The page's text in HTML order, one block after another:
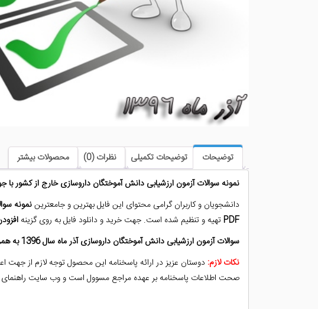
توضیحات توضیحات تکمیلی نظرات (0)
محصولات بیشتر
نمونه سوالات آزمون ارزشیابی دانش آموختگان داروسازی خارج از کشور با
دانشجویان و کاربران گرامی محتوای این فایل بهترین و جامعتریننمونه
PDFتهیه و تنظیم شده است. جهت خرید و دانلود فایل به روی گزینه
سوالات آزمون ارزشیابی دانش آموختگان داروسازی آذر ماه سال 1396 به همراه کلید اولیه
نکات لازم: دوستان عزیز در ارائه پاسخنامه این محصول توجه لازم از جهت
صحت اطلاعات پاسخنامه بر عهده مراجع مسوول است و وب سایت راهنمای